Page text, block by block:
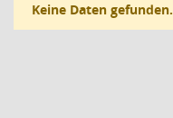
Keine Daten gefunden.